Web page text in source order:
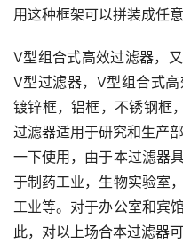
用这种框架可以拼装成任意
V型组合式高效过滤器，
V型过滤器，V型组合式高
镀锌框，铝框，不锈钢框
过滤器适用于研究和生产
一下使用，由于本过滤器
于制药工业，生物实验室
工业等。对于办公室和宾
此，对以上场合本过滤器